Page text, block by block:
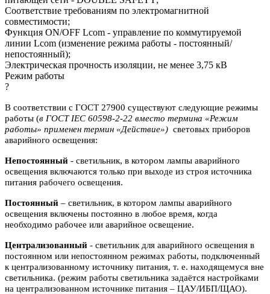
Соответствие требованиям по электромагнитной
совместимости;
Функция ON/OFF Lcom - управление по коммутируемой
линии Lcom (изменение режима работы - постоянный/
непостоянный);
Электрическая прочность изоляции, не менее 3,75 кВ
Режим работы
?
В соответствии с ГОСТ 27900 существуют следующие режимы
работы (в ГОСТ IEC 60598-2-22 вместо термина «Режим
работы» применен термин «Действие») световых приборов
аварийного освещения:
Непостоянный - светильник, в котором лампы аварийного
освещения включаются только при выходе из строя источника
питания рабочего освещения.
Постоянный – светильник, в котором лампы аварийного
освещения включены постоянно в любое время, когда
необходимо рабочее или аварийное освещение.
Централизованный - светильник для аварийного освещения в
постоянном или непостоянном режимах работы, подключенный
к централизованному источнику питания, т. е. находящемуся вне
светильника. (режим работы светильника задаётся настройками
на централизованном источнике питания – ЦАУ/ИБП/ЩАО).